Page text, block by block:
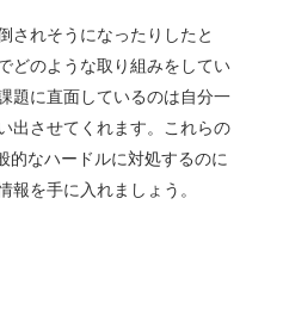
されそうになったりしたと
どのような取り組みをしてい
題に直面しているのは自分一
出させてくれます。これらの
的なハードルに対処するのに
を手に入れましょう。